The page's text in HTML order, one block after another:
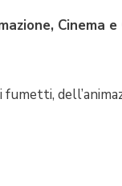
Cinema e